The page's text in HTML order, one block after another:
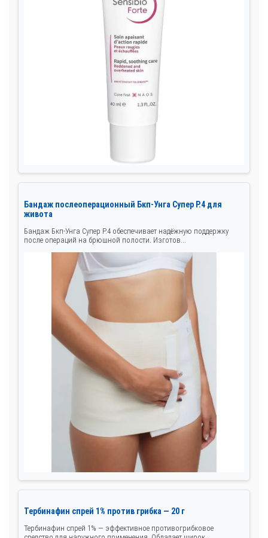
Бандаж послеоперационный Бкп-Унга Супер Р.4 для
живота
Бандаж Бкп-Унга Супер Р.4 обеспечивает надёжную поддержку
после операций на брюшной полости. Изготов...
Тербинафин спрей 1% против грибка — 20 г
Тербинафин спрей 1% — эффективное противогрибковое